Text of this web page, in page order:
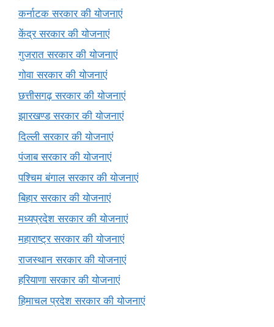
कर्नाटक सरकार की योजनाएं
केंद्र सरकार की योजनाएं
गुजरात सरकार की योजनाएं
गोवा सरकार की योजनाएं
छत्तीसगढ़ सरकार की योजनाएं
झारखण्ड सरकार की योजनाएं
दिल्ली सरकार की योजनाएं
पंजाब सरकार की योजनाएं
पश्चिम बंगाल सरकार की योजनाएं
बिहार सरकार की योजनाएं
मध्यप्रदेश सरकार की योजनाएं
महाराष्ट्र सरकार की योजनाएं
राजस्थान सरकार की योजनाएं
हरियाणा सरकार की योजनाएं
हिमाचल प्रदेश सरकार की योजनाएं